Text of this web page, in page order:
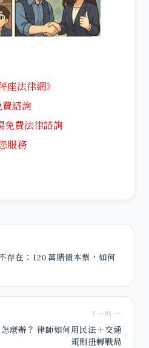
座法律網》
諮詢
免費法律諮詢
服務
存在：120 萬賭債本票，如何
下一則 →
麼辦？ 律師如何用民法＋交通
規則扭轉戰局